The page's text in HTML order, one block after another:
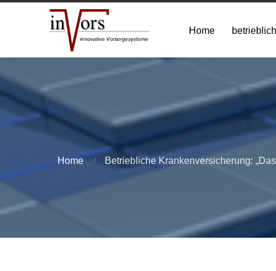
Home
Home
Betriebliche Krankenversicherung: